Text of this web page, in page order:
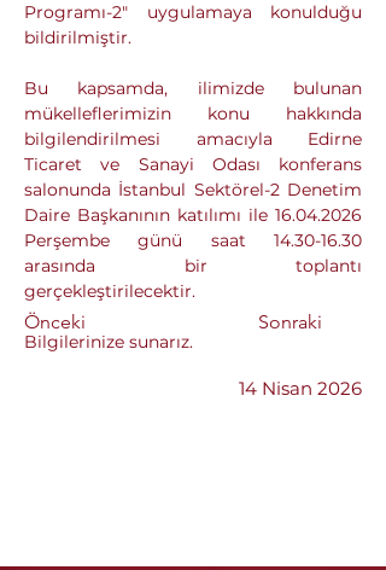
Önceki Sonraki
Programı-2" uygulamaya konulduğu
bildirilmiştir.
Bu kapsamda, ilimizde bulunan
mükelleflerimizin konu hakkında
bilgilendirilmesi amacıyla Edirne
Ticaret ve Sanayi Odası konferans
salonunda İstanbul Sektörel-2 Denetim
Daire Başkanının katılımı ile 16.04.2026
Perşembe günü saat 14.30-16.30
arasında bir toplantı
gerçekleştirilecektir.
Bilgilerinize sunarız.
14 Nisan 2026